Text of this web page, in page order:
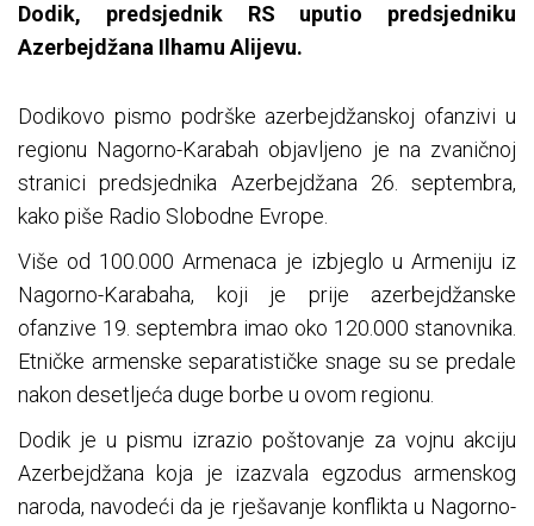
Dodik, predsjednik RS uputio predsjedniku
Azerbejdžana Ilhamu Alijevu.
Dodikovo pismo podrške azerbejdžanskoj ofanzivi u
regionu Nagorno-Karabah objavljeno je na zvaničnoj
stranici predsjednika Azerbejdžana 26. septembra,
kako piše Radio Slobodne Evrope.
Više od 100.000 Armenaca je izbjeglo u Armeniju iz
Nagorno-Karabaha, koji je prije azerbejdžanske
ofanzive 19. septembra imao oko 120.000 stanovnika.
Etničke armenske separatističke snage su se predale
nakon desetljeća duge borbe u ovom regionu.
Dodik je u pismu izrazio poštovanje za vojnu akciju
Azerbejdžana koja je izazvala egzodus armenskog
naroda, navodeći da je rješavanje konflikta u Nagorno-